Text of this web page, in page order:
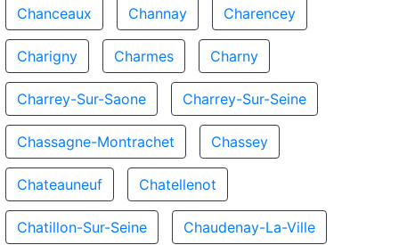
Chanceaux Channay Charencey
Charigny Charmes Charny
Charrey-Sur-Saone Charrey-Sur-Seine
Chassagne-Montrachet Chassey
Chateauneuf Chatellenot
Chatillon-Sur-Seine Chaudenay-La-Ville